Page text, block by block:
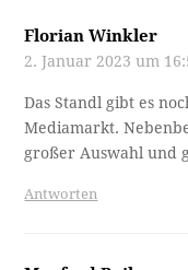
Florian Winkler
2. Januar 2023 um
Das Standl gibt es
Mediamarkt.
großer Auswahl und
Antworten